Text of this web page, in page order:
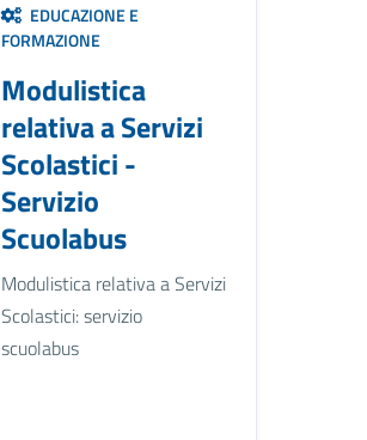
EDUCAZIONE E
FORMAZIONE
Modulistica
relativa a Servizi
Scolastici -
Servizio
Scuolabus
Modulistica relativa a Servizi
Scolastici: servizio
scuolabus